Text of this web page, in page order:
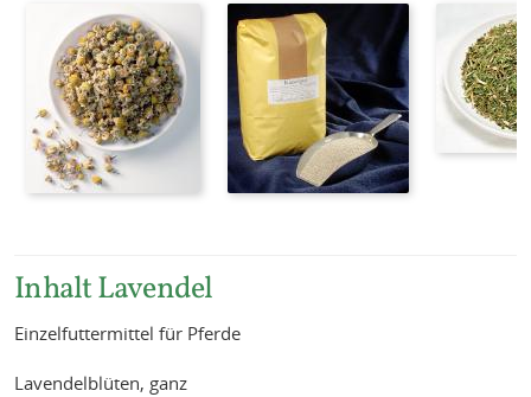
Inhalt Lavendel
Einzelfuttermittel für Pferde
Lavendelblüten, ganz